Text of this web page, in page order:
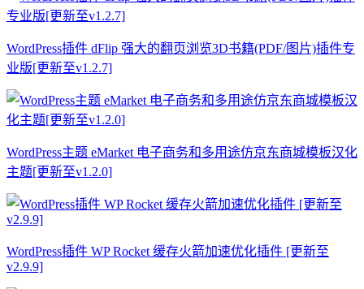
WordPress插件 dFlip 强大的翻页浏览3D书籍(PDF/图片)插件专
业版[更新至v1.2.7]
WordPress主题 eMarket 电子商务和多用途仿京东商城模板汉化
主题[更新至v1.2.0]
WordPress插件 WP Rocket 缓存火箭加速优化插件 [更新至
v2.9.9]